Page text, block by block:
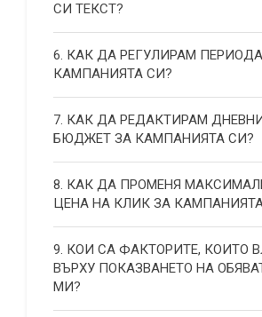
СИ ТЕКСТ?
6. КАК ДА РЕГУЛИРАМ
КАМПАНИЯТА СИ?
7. КАК ДА РЕДАКТИРАМ
БЮДЖЕТ ЗА КАМПАНИЯТА СИ?
8. КАК ДА ПРОМЕНЯ
ЦЕНА НА КЛИК ЗА
9. КОИ СА ФАКТОРИТЕ, КОИТО
ВЪРХУ ПОКАЗВАНЕТО НА
МИ?